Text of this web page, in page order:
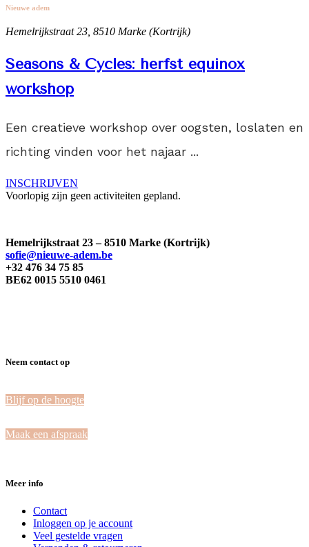
Nieuwe adem
Hemelrijkstraat 23, 8510 Marke (Kortrijk)
Seasons & Cycles: herfst equinox
workshop
Een creatieve workshop over oogsten, loslaten en
richting vinden voor het najaar ...
INSCHRIJVEN
Voorlopig zijn geen activiteiten gepland.
Hemelrijkstraat 23 – 8510 Marke (Kortrijk)
sofie@nieuwe-adem.be
+32 476 34 75 85
BE62 0015 5510 0461
Neem contact op
Blijf op de hoogte
Maak een afspraak
Meer info
Contact
Inloggen op je account
Veel gestelde vragen